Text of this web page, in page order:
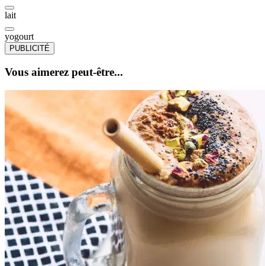
lait
yogourt
PUBLICITÉ
Vous aimerez peut-être...